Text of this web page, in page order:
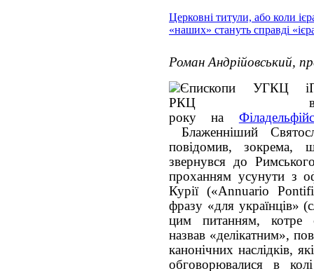
Церковні титули, або коли
«наших» стануть справді
Роман Андрійовський,
року на
Блаженніший
повідомив,
звернувся до
проханням усунути з
Курії («Annuario
фразу «для українців»
цим питанням, котре
назвав «делікатним»,
канонічних наслідків,
обговорювалися в